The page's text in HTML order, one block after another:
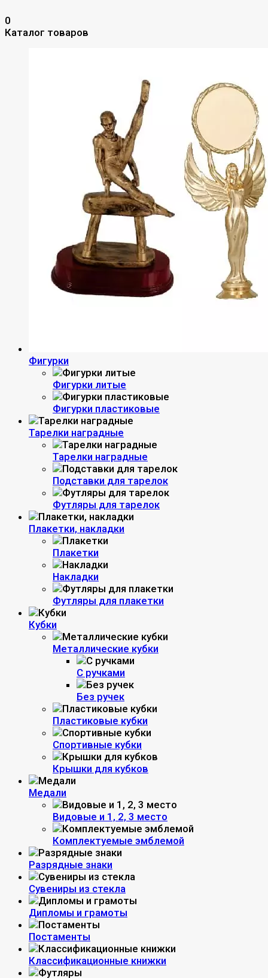
0
Каталог товаров
Фигурки
Фигурки литые
Фигурки пластиковые
Тарелки наградные
Тарелки наградные
Подставки для тарелок
Футляры для тарелок
Плакетки, накладки
Плакетки
Накладки
Футляры для плакетки
Кубки
Металлические кубки
С ручками
Без ручек
Пластиковые кубки
Спортивные кубки
Крышки для кубков
Медали
Видовые и 1, 2, 3 место
Комплектуемые эмблемой
Разрядные знаки
Сувениры из стекла
Дипломы и грамоты
Постаменты
Классификационные книжки